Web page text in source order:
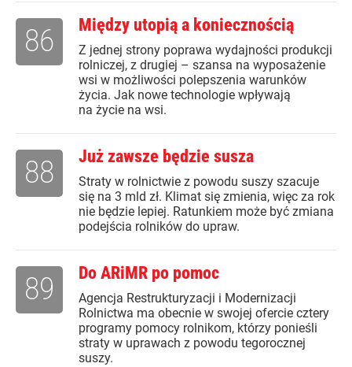
Między utopią a koniecznością
Z jednej strony poprawa wydajności produkcji
rolniczej, z drugiej – szansa na wyposażenie
wsi w możliwości polepszenia warunków
życia. Jak nowe technologie wpływają
na życie na wsi.
86
Już zawsze będzie susza
Straty w rolnictwie z powodu suszy szacuje
się na 3 mld zł. Klimat się zmienia, więc za rok
nie będzie lepiej. Ratunkiem może być zmiana
podejścia rolników do upraw.
88
Do ARiMR po pomoc
Agencja Restrukturyzacji i Modernizacji
Rolnictwa ma obecnie w swojej ofercie cztery
programy pomocy rolnikom, którzy ponieśli
straty w uprawach z powodu tegorocznej
suszy.
89